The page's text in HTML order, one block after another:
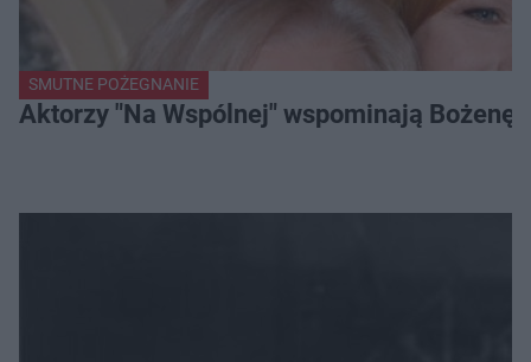
SMUTNE POŻEGNANIE
Aktorzy "Na Wspólnej" wspominają Bożenę